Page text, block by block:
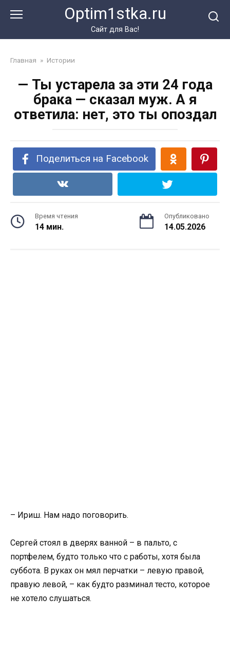
Optim1stka.ru
Сайт для Вас!
Главная » Истории
— Ты устарела за эти 24 года
брака — сказал муж. А я
ответила: нет, это ты опоздал
Поделиться на Facebook
Время чтения
14 мин.
Опубликовано
14.05.2026
– Ириш. Нам надо поговорить.
Сергей стоял в дверях ванной – в пальто, с
портфелем, будто только что с работы, хотя была
суббота. В руках он мял перчатки – левую правой,
правую левой, – как будто разминал тесто, которое
не хотело слушаться.